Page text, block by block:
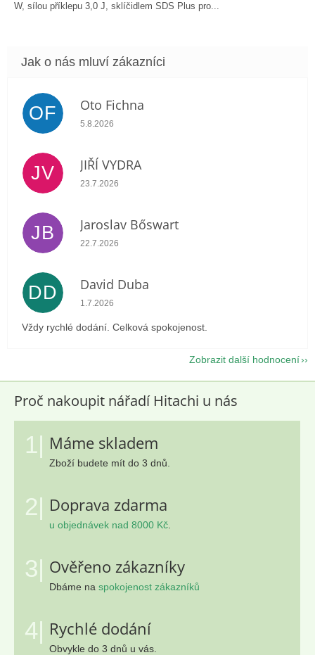
W, sílou příklepu 3,0 J, sklíčidlem SDS Plus pro...
OF Oto Fichna
Hodnocení obchodu je 5 z 5 hvězdiček.
5.8.2026
JV JIŘÍ VYDRA
Hodnocení obchodu je 5 z 5 hvězdiček.
23.7.2026
JB Jaroslav Bőswart
Hodnocení obchodu je 5 z 5 hvězdiček.
22.7.2026
DD David Duba
Hodnocení obchodu je 5 z 5 hvězdiček.
1.7.2026
Vždy rychlé dodání. Celková spokojenost.
Zobrazit další hodnocení
Proč nakoupit nářadí Hitachi u nás
1| Máme skladem
Zboží budete mít do 3 dnů.
2| Doprava zdarma
u objednávek nad 8000 Kč
3| Ověřeno zákazníky
Dbáme na spokojenost zákazníků
4| Rychlé dodání
Obvykle do 3 dnů u vás.